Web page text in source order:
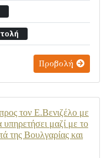
Προβολή
τον Ε.Βενιζέλο με
υπηρετήσει μαζί με το
της Βουλγαρίας και